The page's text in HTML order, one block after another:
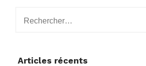
Articles récents